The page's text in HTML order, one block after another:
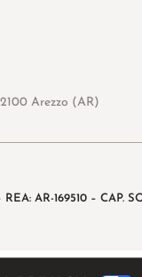
Arezzo (AR)
REA: AR-169510 – CAP.